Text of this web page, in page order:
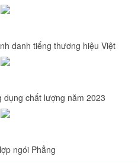
danh tiếng thương hiệu Việt
chất lượng năm 2023
ngói Phẳng